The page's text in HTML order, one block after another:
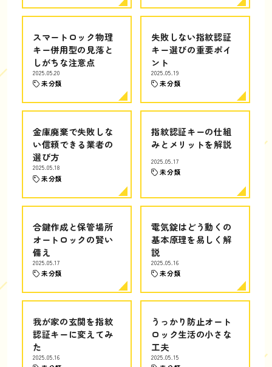
スマートロック物理
キー併用型の見落と
しがちな注意点
2025.05.20
未分類
失敗しない指紋認証
キー選びの重要ポイ
ント
2025.05.19
未分類
金庫廃棄で失敗しな
い信頼できる業者の
選び方
2025.05.18
未分類
指紋認証キーの仕組
みとメリットを解説
2025.05.17
未分類
合鍵作成と保管場所
オートロックの賢い
備え
2025.05.17
未分類
電気錠はどう動くの
基本原理を易しく解
説
2025.05.16
未分類
我が家の玄関を指紋
認証キーに変えてみ
た
2025.05.16
うっかり防止オート
ロック生活の小さな
工夫
2025.05.15